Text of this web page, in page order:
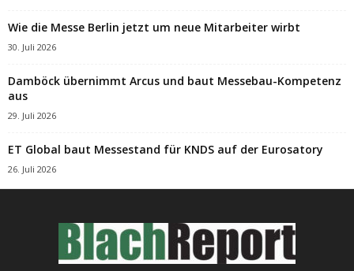
Wie die Messe Berlin jetzt um neue Mitarbeiter wirbt
30. Juli 2026
Damböck übernimmt Arcus und baut Messebau-Kompetenz
aus
29. Juli 2026
ET Global baut Messestand für KNDS auf der Eurosatory
26. Juli 2026